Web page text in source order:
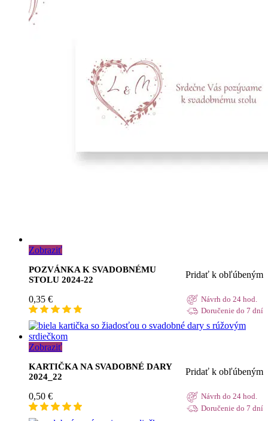
Zobraziť
POZVÁNKA K SVADOBNÉMU
STOLU 2024-22
Pridať k obľúbeným
0,35 €
Návrh do 24 hod.
Doručenie do 7 dní
Zobraziť
KARTIČKA NA SVADOBNÉ DARY
2024_22
Pridať k obľúbeným
0,50 €
Návrh do 24 hod.
Doručenie do 7 dní